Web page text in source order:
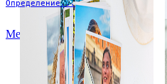
Определение...
Меню